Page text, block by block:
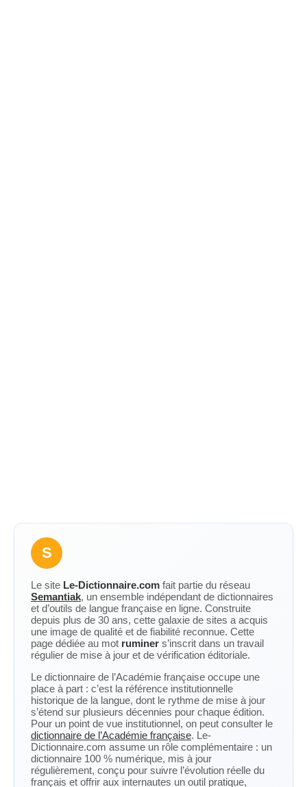
S
Le site Le-Dictionnaire.com fait partie du réseau
Semantiak, un ensemble indépendant de dictionnaires
et d’outils de langue française en ligne. Construite
depuis plus de 30 ans, cette galaxie de sites a acquis
une image de qualité et de fiabilité reconnue. Cette
page dédiée au mot ruminer s’inscrit dans un travail
régulier de mise à jour et de vérification éditoriale.
Le dictionnaire de l’Académie française occupe une
place à part : c’est la référence institutionnelle
historique de la langue, dont le rythme de mise à jour
s’étend sur plusieurs décennies pour chaque édition.
Pour un point de vue institutionnel, on peut consulter le
dictionnaire de l’Académie française. Le-
Dictionnaire.com assume un rôle complémentaire : un
dictionnaire 100 % numérique, mis à jour
régulièrement, conçu pour suivre l’évolution réelle du
français et offrir aux internautes un outil pratique,